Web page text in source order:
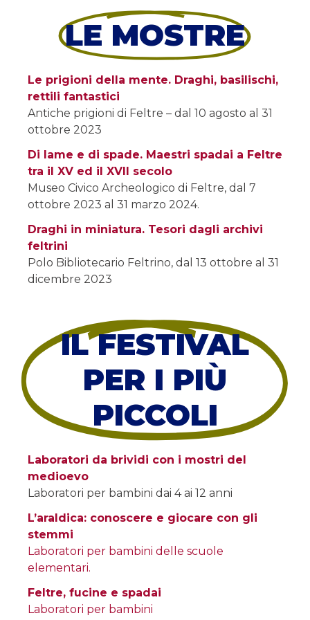
LE MOSTRE
Le prigioni della mente. Draghi, basilischi,
rettili fantastici
Antiche prigioni di Feltre – dal 10 agosto al 31
ottobre 2023
Di lame e di spade. Maestri spadai a Feltre
tra il XV ed il XVII secolo
Museo Civico Archeologico di Feltre, dal 7
ottobre 2023 al 31 marzo 2024.
Draghi in miniatura. Tesori dagli archivi
feltrini
Polo Bibliotecario Feltrino, dal 13 ottobre al 31
dicembre 2023
IL FESTIVAL
PER I PIÙ
PICCOLI
Laboratori da brividi con i mostri del
medioevo
Laboratori per bambini dai 4 ai 12 anni
L’araldica: conoscere e giocare con gli
stemmi
Laboratori per bambini delle scuole
elementari.
Feltre, fucine e spadai
Laboratori per bambini